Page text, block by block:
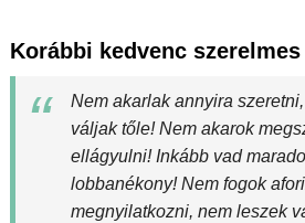
Korábbi kedvenc
Nem akarlak annyira
váljak tőle! Nem akarok
ellágyulni! Inkább vad
lobbanékony! Nem fogok
megnyilatkozni, nem leszek